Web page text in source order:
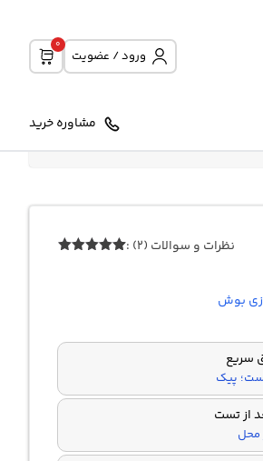
ورود / عضویت
0
مشاوره خرید
نظرات و سوالات (2) :
بوش
سریع
پیک
از تست
محل